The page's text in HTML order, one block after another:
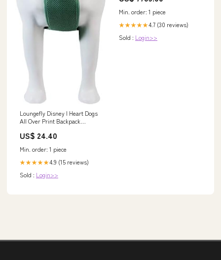
Loungefly Disney I Heart Dogs
All Over Print Backpack
US$ 24.40
Min. order: 1 piece
★★★★★4.9 (15 reviews)
Sold : Login>>
Min. order: 1 piece
★★★★★4.7 (30 reviews)
Sold : Login>>